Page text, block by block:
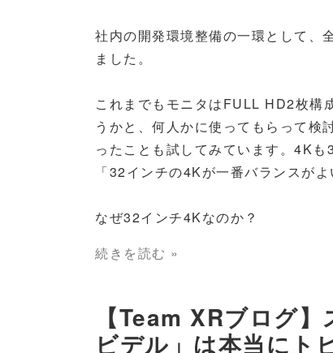
社内の開発環境整備の一環として、
ました。
これまでもモニタはFULL HD2枚構
うかと、何人かに使ってもらって
ったことも試してみています。4Kも
「32インチの4Kが一番バランスが
なぜ32インチ4Kなのか？
続きを読む »
【Team XRブログ
ビデル」は本当にト